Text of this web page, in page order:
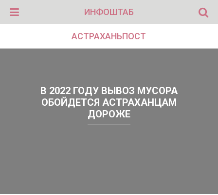
ИНФОШТАБ
АСТРАХАНЬПОСТ
В 2022 ГОДУ ВЫВОЗ МУСОРА
ОБОЙДЕТСЯ АСТРАХАНЦАМ
ДОРОЖЕ